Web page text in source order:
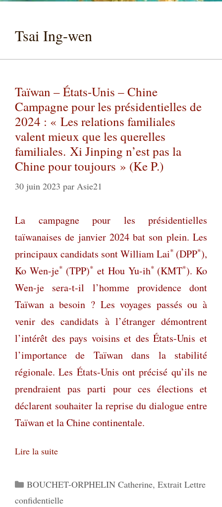
Tsai Ing-wen
Taïwan – États-Unis – Chine
Campagne pour les présidentielles de
2024 : « Les relations familiales
valent mieux que les querelles
familiales. Xi Jinping n’est pas la
Chine pour toujours » (Ke P.)
30 juin 2023 par Asie21
La campagne pour les présidentielles
taïwanaises de janvier 2024 bat son plein. Les
principaux candidats sont William Lai* (DPP*),
Ko Wen-je* (TPP)* et Hou Yu-ih* (KMT*). Ko
Wen-je sera-t-il l’homme providence dont
Taïwan a besoin ? Les voyages passés ou à
venir des candidats à l’étranger démontrent
l’intérêt des pays voisins et des États-Unis et
l’importance de Taïwandans la stabilité
régionale. Les États-Unis ont précisé qu’ils ne
prendraient pas parti pour ces élections et
déclarent souhaiter la reprise du dialogue entre
Taïwan et la Chine continentale.
Lire la suite
Catégories
BOUCHET-ORPHELIN Catherine, Extrait Lettre
confidentielle